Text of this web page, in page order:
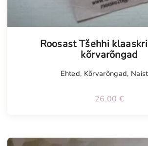
Roosast Tšehhi
kõrvarõngad
Ehted, Kõrvarõngad,
26,00 €